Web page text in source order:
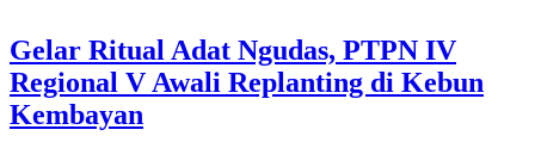
Gelar Ritual Adat Ngudas, PTPN IV
Regional V Awali Replanting di Kebun
Kembayan